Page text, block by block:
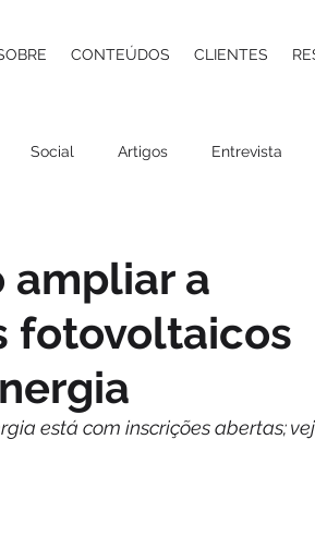
CONTEÚDOS CLIENTES
Social Artigos Entrevista
ESG Procedimentos Estéticos
ampliar a
fotovoltaicos
está com inscrições abertas;